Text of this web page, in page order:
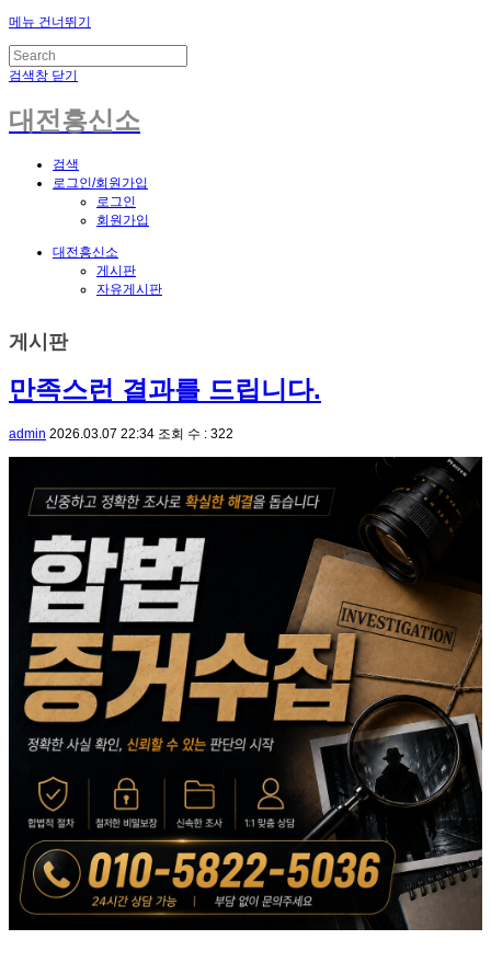
메뉴 건너뛰기
검색창 닫기
대전흥신소
검색
로그인/회원가입
로그인
회원가입
대전흥신소
게시판
자유게시판
게시판
만족스런 결과를 드립니다.
admin 2026.03.07 22:34 조회 수 : 322